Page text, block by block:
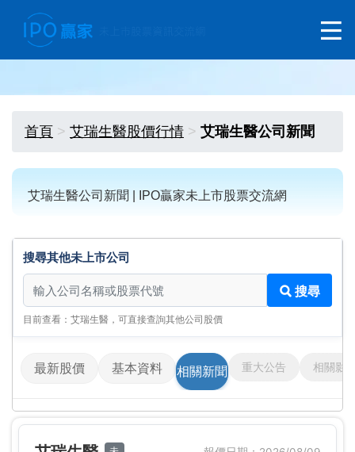
首頁 艾瑞生醫股價行情 艾瑞生醫公司新聞
艾瑞生醫公司新聞 | IPO贏家未上市股票交流網
搜尋其他未上市公司
搜尋其他未上市公司
搜尋
目前查看：艾瑞生醫，可直接查詢其他公司股價
最新股價 基本資料 相關新聞 重大公告 相關影